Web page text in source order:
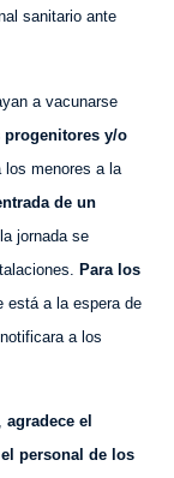
sanitario ante
a vacunarse
progenitores y/o
los menores a la
de un
jornada se
Para los
está a la espera de
a los
agradece el
el personal de los